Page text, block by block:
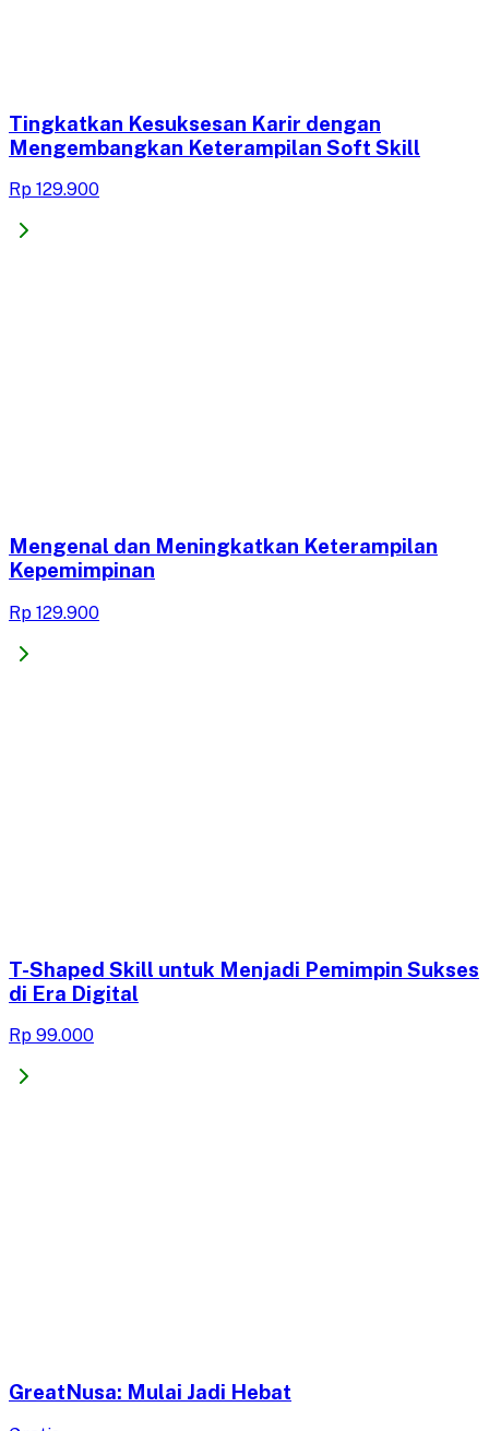
Tingkatkan Kesuksesan Karir dengan
Mengembangkan Keterampilan Soft Skill
Rp 129.900
Mengenal dan Meningkatkan Keterampilan
Kepemimpinan
Rp 129.900
T-Shaped Skill untuk Menjadi Pemimpin Sukses
di Era Digital
Rp 99.000
GreatNusa: Mulai Jadi Hebat